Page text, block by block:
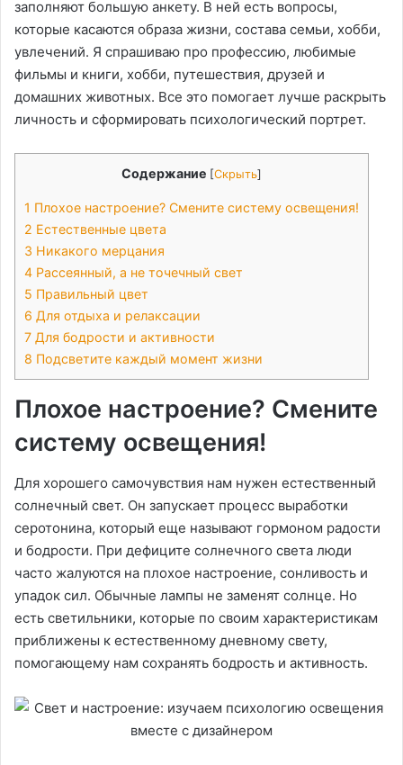
заполняют большую анкету. В ней есть вопросы,
которые касаются образа жизни, состава семьи, хобби,
увлечений. Я спрашиваю про профессию, любимые
фильмы и книги, хобби, путешествия, друзей и
домашних животных. Все это помогает лучше раскрыть
личность и сформировать психологический портрет.
Содержание [Скрыть]
1 Плохое настроение? Смените систему освещения!
2 Естественные цвета
3 Никакого мерцания
4 Рассеянный, а не точечный свет
5 Правильный цвет
6 Для отдыха и релаксации
7 Для бодрости и активности
8 Подсветите каждый момент жизни
Плохое настроение? Смените
систему освещения!
Для хорошего самочувствия нам нужен естественный
солнечный свет. Он запускает процесс выработки
серотонина, который еще называют гормоном радости
и бодрости. При дефиците солнечного света люди
часто жалуются на плохое настроение, сонливость и
упадок сил. Обычные лампы не заменят солнце. Но
есть светильники, которые по своим характеристикам
приближены к естественному дневному свету,
помогающему нам сохранять бодрость и активность.